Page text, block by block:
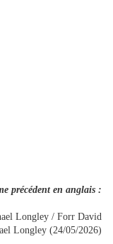
précédent en anglais :
Longley / Forr David
Longley (24/05/2026)